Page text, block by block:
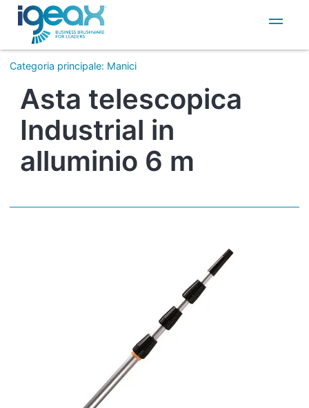
IT
EN
Categoria principale: Manici
Asta telescopica
Industrial in
alluminio 6 m